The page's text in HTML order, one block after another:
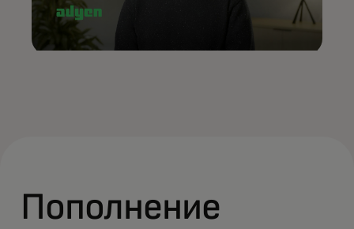
Пополнение